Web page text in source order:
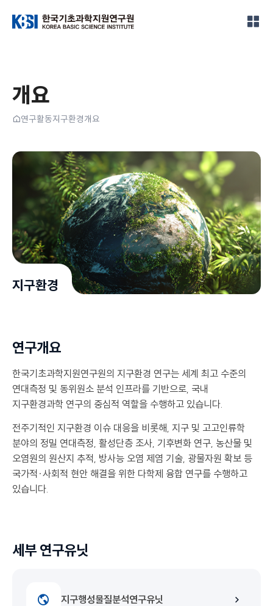
한국기초과학지원연구원
개요
홈
연구활동지구환경개요
지구환경
연구개요
한국기초과학지원연구원의 지구환경 연구는 세계 최고 수준의
연대측정 및 동위원소 분석 인프라를 기반으로, 국내
지구환경과학 연구의 중심적 역할을 수행하고 있습니다.
전주기적인 지구환경 이슈 대응을 비롯해, 지구 및 고고인류학
분야의 정밀 연대측정, 활성단층 조사, 기후변화 연구, 농산물 및
오염원의 원산지 추적, 방사능 오염 제염 기술, 광물자원 확보 등
국가적·사회적 현안 해결을 위한 다학제 융합 연구를 수행하고
있습니다.
세부 연구유닛
지구행성물질분석연구유닛